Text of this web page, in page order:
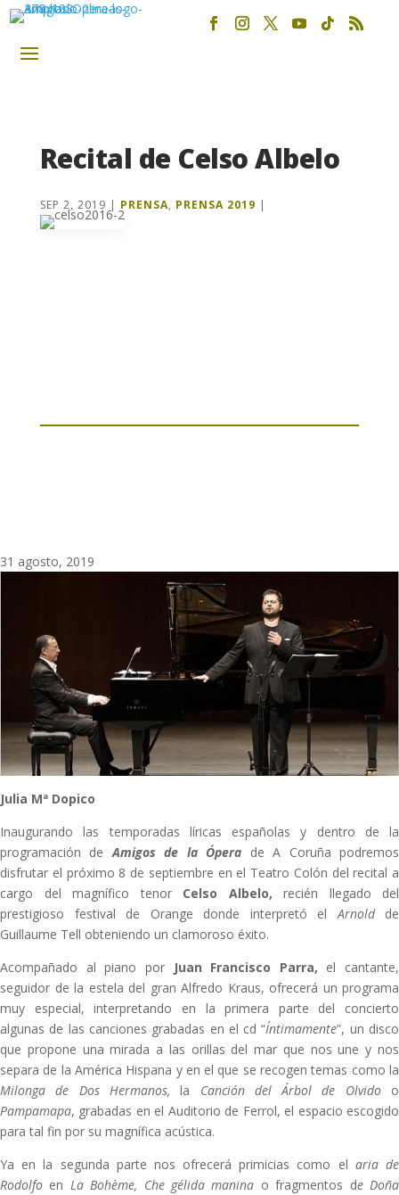
Recital de Celso Albelo
SEP 2, 2019 | PRENSA, PRENSA 2019 |
31 agosto, 2019
Julia Mª Dopico
Inaugurando las temporadas líricas españolas y dentro de la
programación deAmigos de la Ópera de A Coruña podremos
disfrutar el próximo 8 de septiembre en el Teatro Colón del recital a
cargo del magnífico tenorCelso Albelo, recién llegado del
prestigioso festival de Orange donde interpretó elArnoldde
Guillaume Tell obteniendo un clamoroso éxito.
Acompañado al piano por
Juan Francisco Parra, el cantante,
seguidor de la estela del gran Alfredo Kraus, ofrecerá un programa
muy especial, interpretando en la primera parte del concierto
algunas de las canciones grabadas en el cd “Íntimamente”, un disco
que propone una mirada a las orillas del mar que nos une y nos
separa de la América Hispana y en el que se recogen temas como la
Milonga de Dos Hermanos, la Canción del Árbol de Olvidoo
Pampamapa, grabadas en el Auditorio de Ferrol, el espacio escogido
para tal fin por su magnífica acústica.
Ya en la segunda parte nos ofrecerá primicias como el aria de
Rodolfo en La Bohème, Che gélida manina o fragmentos de Doña